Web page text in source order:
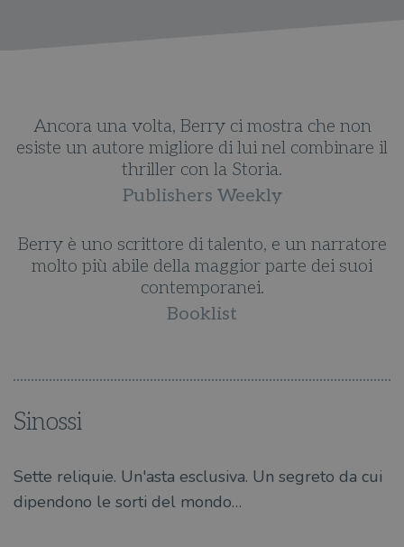
Ancora una volta, Berry ci mostra che non
esiste un autore migliore di lui nel combinare il
thriller con la Storia.
Publishers Weekly
Berry è uno scrittore di talento, e un narratore
molto più abile della maggior parte dei suoi
contemporanei.
Booklist
Sinossi
Sette reliquie. Un'asta esclusiva. Un segreto da cui
dipendono le sorti del mondo…